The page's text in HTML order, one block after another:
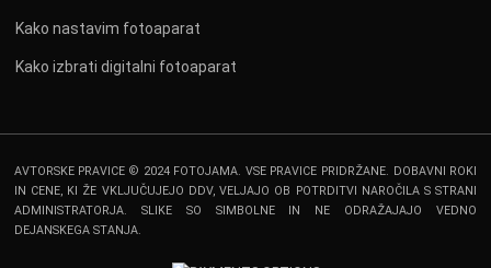
Kako nastavim fotoaparat
Kako izbrati digitalni fotoaparat
AVTORSKE PRAVICE © 2024 FOTOJAMA. VSE PRAVICE PRIDRŽANE. DOBAVNI ROKI
IN CENE, KI ŽE VKLJUČUJEJO DDV, VELJAJO OB POTRDITVI NAROČILA S STRANI
ADMINISTRATORJA. SLIKE SO SIMBOLNE IN NE ODRAŽAJAJO VEDNO
DEJANSKEGA STANJA.